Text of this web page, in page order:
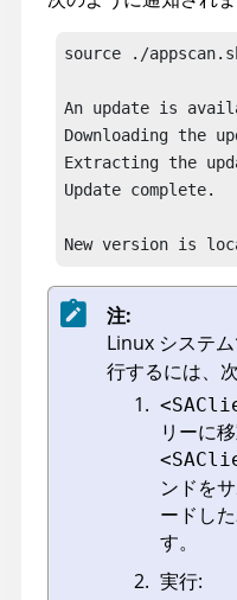
source ./
An update is
Downloading the
Extracting the
Update complete.
New version is
注:
Linux システ
行するには、
リーに
ンドを
ードし
す。
実行: